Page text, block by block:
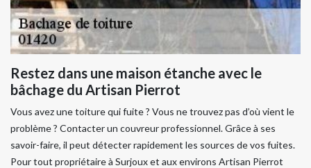
Restez dans une maison étanche avec le
bâchage du Artisan Pierrot
Vous avez une toiture qui fuite ? Vous ne trouvez pas d’où vient le
problème ? Contacter un couvreur professionnel. Grâce à ses
savoir-faire, il peut détecter rapidement les sources de vos fuites.
Pour tout propriétaire à Surjoux et aux environs Artisan Pierrot